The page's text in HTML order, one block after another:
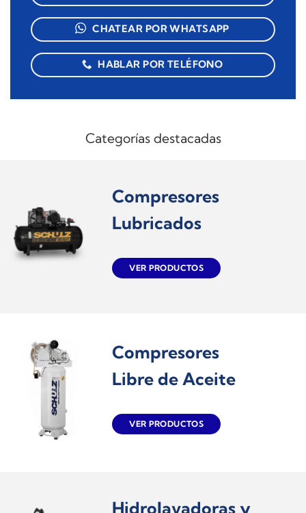
CHATEAR POR WHATSAPP
HABLAR POR TELÉFONO
Categorías destacadas
Compresores
Lubricados
VER PRODUCTOS
Compresores
Libre de Aceite
VER PRODUCTOS
Hidrolavadoras y